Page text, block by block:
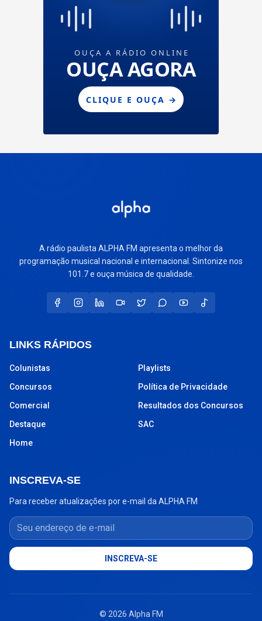
A rádio paulista ALPHA FM apresenta o melhor da
programação musical nacional e internacional. Sintonize nos
101.7 e ouça música de qualidade.
LINKS RÁPIDOS
Colunistas
Concursos
Comercial
Destaque
Home
Playlists
Política de Privacidade
Resultados dos Concursos
SAC
INSCREVA-SE
Para receber atualizações por e-mail da ALPHA FM
Seu endereço de e-mail
INSCREVA-SE
© 2026 Alpha FM